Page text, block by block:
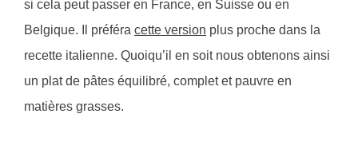
si cela peut passer en France, en Suisse ou en
Belgique. Il préféra cette version plus proche dans la
recette italienne. Quoiqu’il en soit nous obtenons ainsi
un plat de pâtes équilibré, complet et pauvre en
matières grasses.